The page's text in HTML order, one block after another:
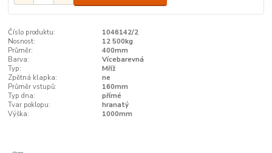
Číslo produktu:
1046142/2
Nosnost:
12 500kg
Průměr:
400mm
Barva:
Vícebarevná
Typ:
Mříž
Zpětná klapka:
ne
Průměr vstupů:
160mm
Typ dna:
přímé
Tvar poklopu:
hranatý
Výška:
1000mm